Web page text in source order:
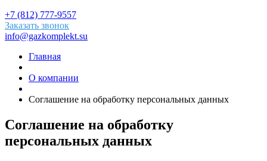
+7 (812) 777-9557
Заказать звонок
info@gazkomplekt.su
Главная
О компании
Соглашение на обработку персональных данных
Соглашение на обработку
персональных данных